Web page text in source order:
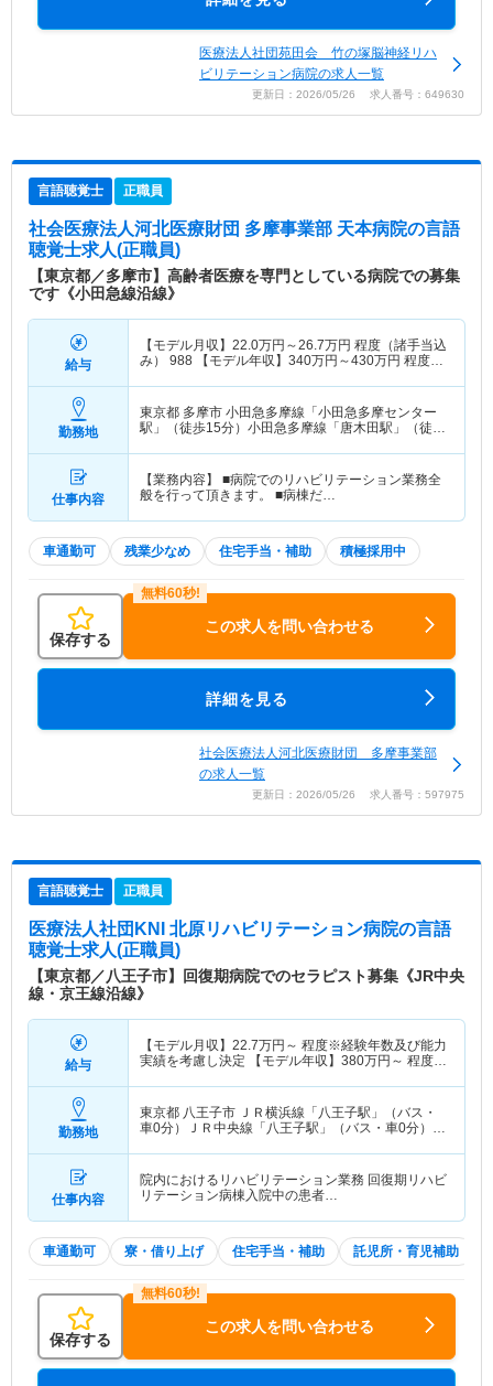
医療法人社団苑田会 竹の塚脳神経リハ
ビリテーション病院の求人一覧
更新日：2026/05/26 求人番号：649630
言語聴覚士 正職員
社会医療法人河北医療財団 多摩事業部 天本病院の言語
聴覚士求人(正職員)
【東京都／多摩市】高齢者医療を専門としている病院での募集
です《小田急線沿線》
給与
【モデル月収】 22.0万円～26.7万円 程度（諸手当込
み） 988 【モデル年収】 340万円～430万円 程度
勤務地
東京都 多摩市 小田急多摩線「小田急多摩センター
駅」（徒歩15分）小田急多摩線「唐木田駅」（徒歩
仕事内容
【業務内容】 ■病院でのリハビリテーション業務全
般を行って頂きます。 ■病棟だ…
車通勤可 残業少なめ 住宅手当・補助 積極採用中
保存する
この求人を問い合わせる
詳細を見る
社会医療法人河北医療財団 多摩事業部
の求人一覧
更新日：2026/05/26 求人番号：597975
言語聴覚士 正職員
医療法人社団KNI 北原リハビリテーション病院の言語
聴覚士求人(正職員)
【東京都／八王子市】回復期病院でのセラピスト募集《JR中央
線・京王線沿線》
給与
【モデル月収】 22.7万円～ 程度※経験年数及び能力
実績を考慮し決定 【モデル年収】 380万円～ 程度※
勤務地
東京都 八王子市 ＪＲ横浜線「八王子駅」（バス・
車0分）ＪＲ中央線「八王子駅」（バス・車0分）
仕事内容
院内におけるリハビリテーション業務 回復期リハビ
リテーション病棟入院中の患者…
車通勤可 寮・借り上げ 住宅手当・補助 託児所・育児補助
保存する
この求人を問い合わせる